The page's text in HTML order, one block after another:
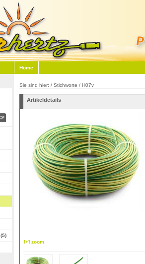
Home
Sie sind hier: / Stichworte / H07v
Artikeldetails
[+] zoom